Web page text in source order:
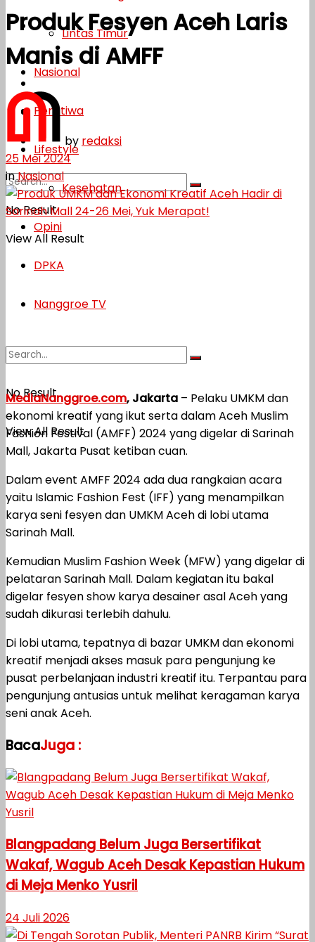
Lifestyle
Kesehatan
DPKA
Nanggroe TV
No Result
View All Result
Lintas Timur
Nasional
Peristiwa
Lifestyle
Kesehatan
Opini
DPKA
Nanggroe TV
No Result
View All Result
Produk Fesyen Aceh Laris
Manis di AMFF
by redaksi
25 Mei 2024
inNasional
MediaNanggroe.com, Jakarta – Pelaku UMKM dan
ekonomi kreatif yang ikut serta dalam Aceh Muslim
Fashion Festival (AMFF) 2024 yang digelar di Sarinah
Mall, Jakarta Pusat ketiban cuan.
Dalam event AMFF 2024 ada dua rangkaian acara
yaitu Islamic Fashion Fest (IFF) yang menampilkan
karya seni fesyen dan UMKM Aceh di lobi utama
Sarinah Mall.
Kemudian Muslim Fashion Week (MFW) yang digelar di
pelataran Sarinah Mall. Dalam kegiatan itu bakal
digelar fesyen show karya desainer asal Aceh yang
sudah dikurasi terlebih dahulu.
Di lobi utama, tepatnya di bazar UMKM dan ekonomi
kreatif menjadi akses masuk para pengunjung ke
pusat perbelanjaan industri kreatif itu. Terpantau para
pengunjung antusias untuk melihat keragaman karya
seni anak Aceh.
BacaJuga :
Blangpadang Belum Juga Bersertifikat
Wakaf, Wagub Aceh Desak Kepastian Hukum
di Meja Menko Yusril
24 Juli 2026